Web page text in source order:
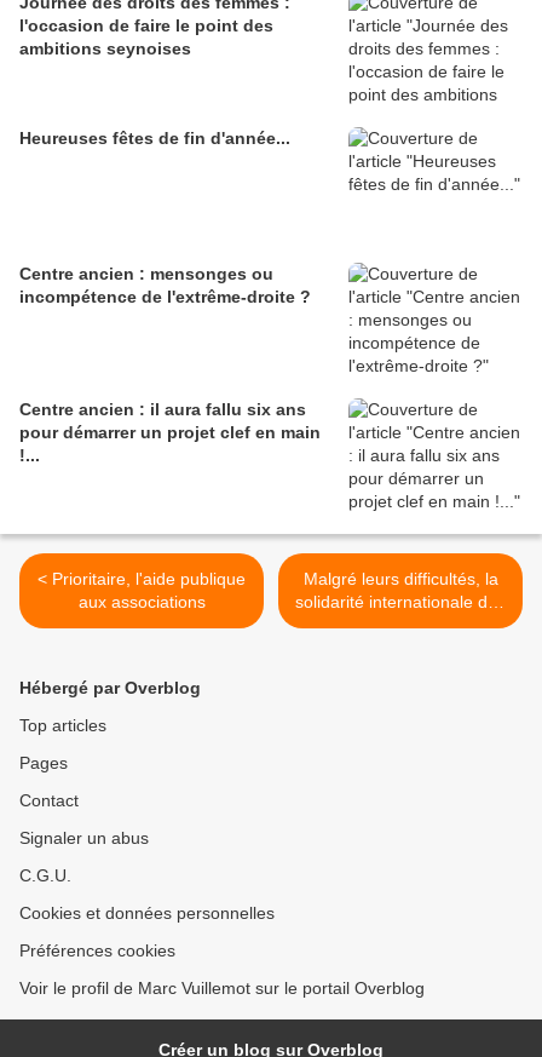
l'occasion de faire le point des
ambitions seynoises
Heureuses fêtes de fin d'année...
Centre ancien : mensonges ou
incompétence de l'extrême-droite ?
Centre ancien : il aura fallu six ans
pour démarrer un projet clef en main
!...
< Prioritaire, l'aide publique
aux associations
Malgré leurs difficultés, la
solidarité internationale des
Seynois >
Hébergé par Overblog
Top articles
Pages
Contact
Signaler un abus
C.G.U.
Cookies et données personnelles
Préférences cookies
Voir le profil de Marc Vuillemot sur le portail Overblog
Créer un blog sur Overblog